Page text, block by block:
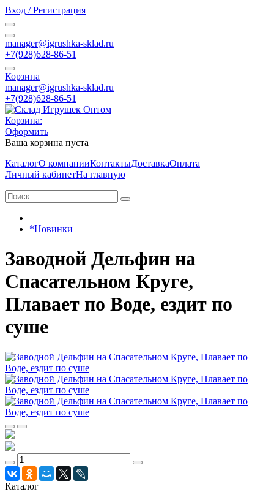
Вход / Регистрация
manager@igrushka-sklad.ru
+7(928)628-86-51
Корзина
manager@igrushka-sklad.ru
+7(928)628-86-51
Корзина:
Оформить
Ваша корзина пуста
КаталогО компанииКонтактыДоставкаОплата
Личный кабинетНа главную
*Новинки
Заводной Дельфин на
Спасательном Круге,
Плавает по Воде, ездит по
суше
Каталог